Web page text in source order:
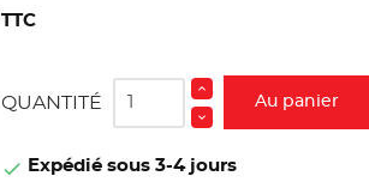
TTC
QUANTITÉ Au panier
 Expédié sous 3-4 jours